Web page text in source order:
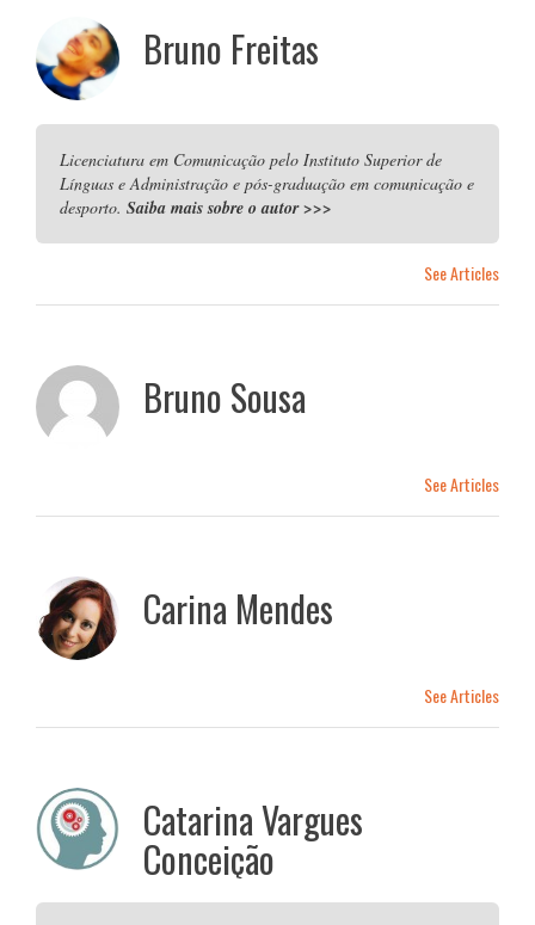
Bruno Freitas
Licenciatura em Comunicação pelo Instituto Superior de
Línguas e Administração e pós-graduação em comunicação e
desporto. Saiba mais sobre o autor>>>
See Articles
Bruno Sousa
See Articles
Carina Mendes
See Articles
Catarina Vargues
Conceição